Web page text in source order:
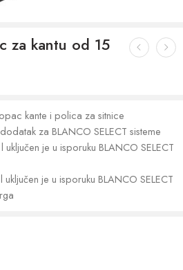
za kantu od 15
kante i polica za sitnice
za BLANCO SELECT sisteme
je u isporuku BLANCO SELECT
je u isporuku BLANCO SELECT